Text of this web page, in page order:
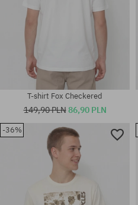
Dostępne rozmiary:
T-shirt Fox Checkered
149,90 PLN86,90 PLN
-36%